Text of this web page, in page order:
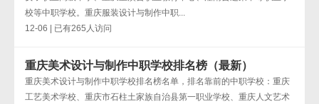
校等中职学校。重庆服装设计与制作中职...
12-06 | 已有265人访问
重庆美术设计与制作中职学校排名榜（最新）
重庆美术设计与制作中职学校排名榜名单，排名靠前的中职学校：重庆
工艺美术学校、重庆市石柱土家族自治县第一职业学校、重庆人文艺术